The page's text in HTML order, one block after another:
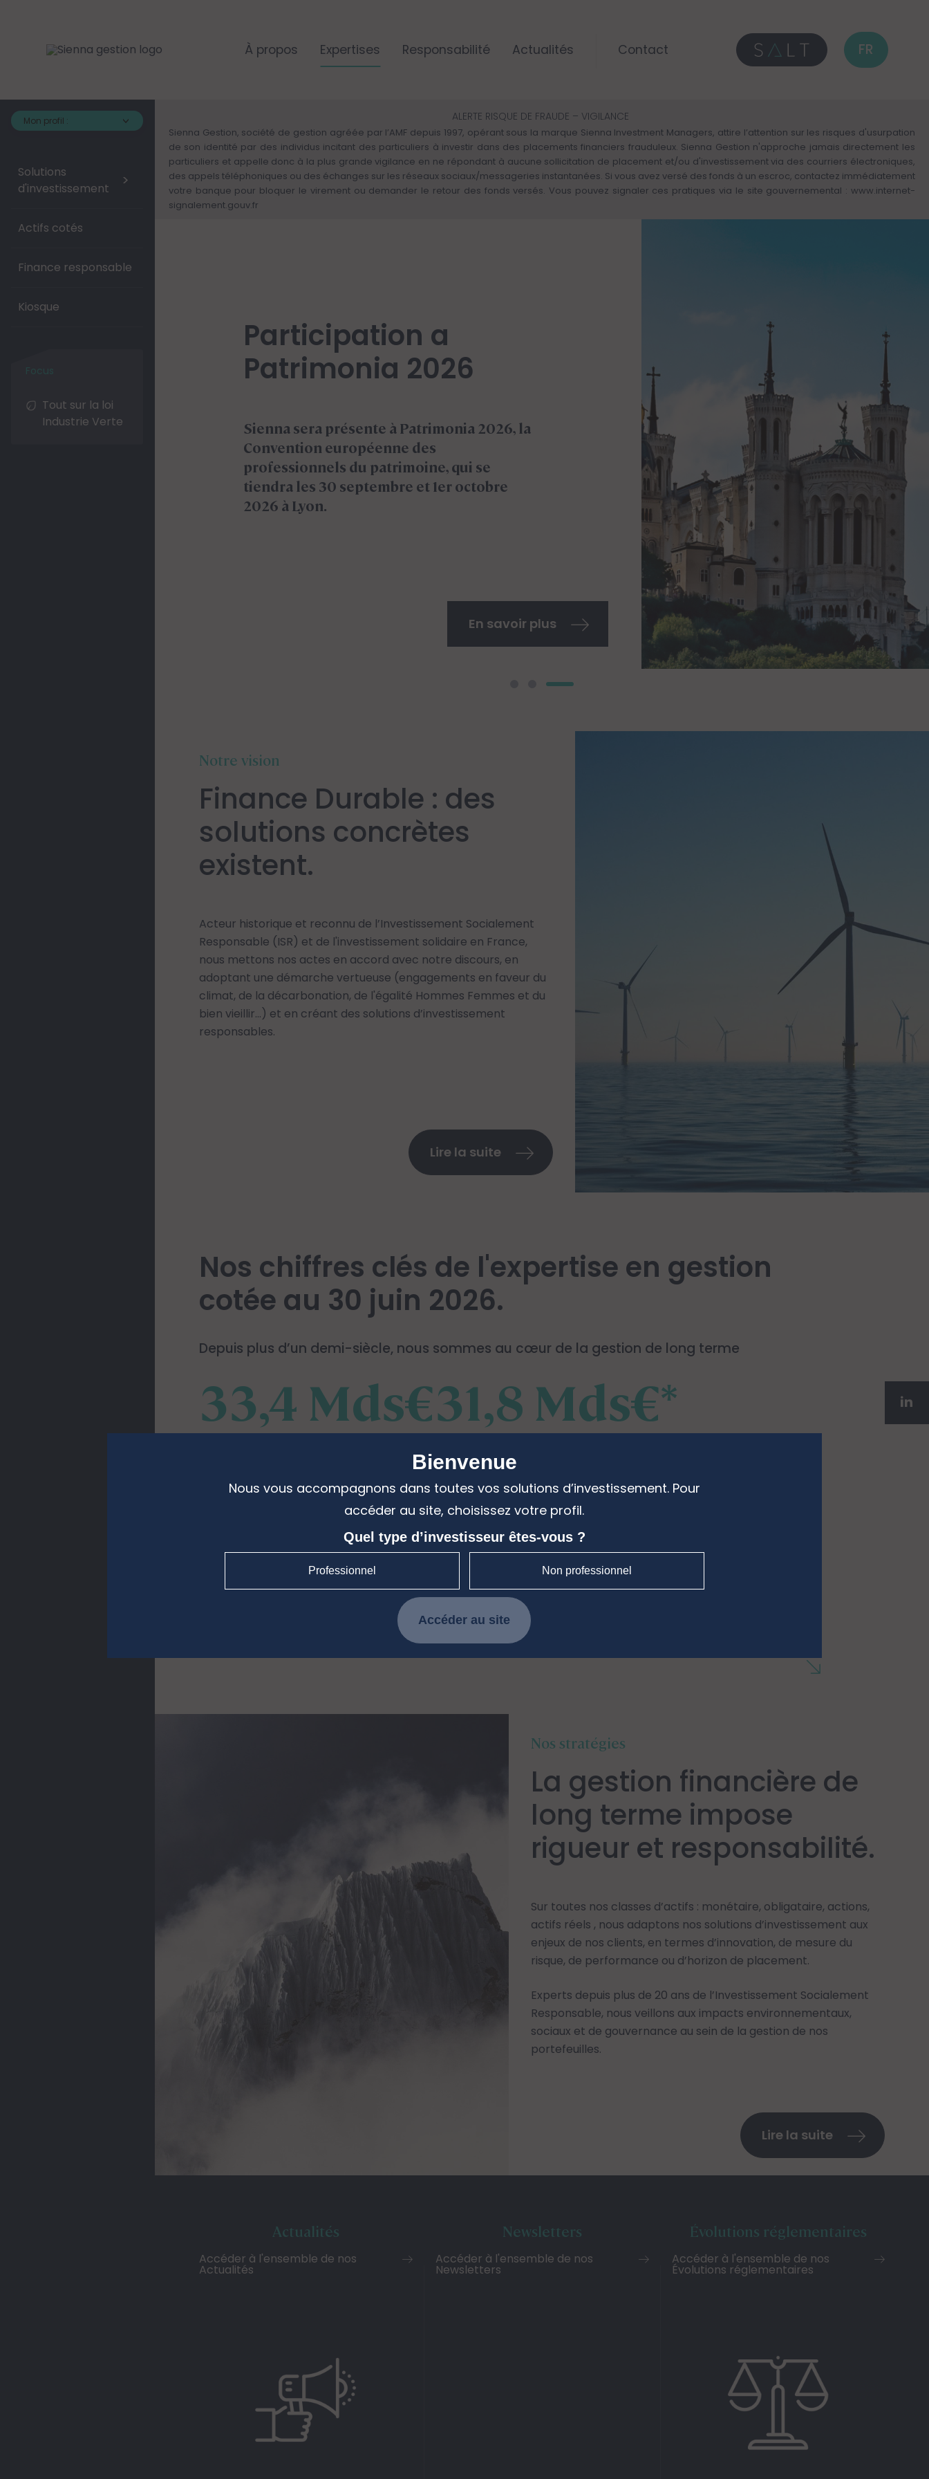
À propos Expertises Responsabilité Actualités Contact FR
Mon profil :
Solutions
d'investissement
>
Actifs cotés
Finance responsable
Kiosque
Tout sur la loi
Industrie Verte
ALERTE RISQUE DE FRAUDE – VIGILANCE
Sienna Gestion, société de gestion agréée par l’AMF depuis 1997, opérant sous la marque Sienna Investment Managers, attire l’attention sur les risques d'usurpation
de son identité par des individus incitant des particuliers à investir dans des placements financiers frauduleux. Sienna Gestion n'approche jamais directement les
particuliers et appelle donc à la plus grande vigilance en ne répondant à aucune sollicitation de placement et/ou d'investissement via des courriers électroniques,
des appels téléphoniques ou des échanges sur les réseaux sociaux/messageries instantanées. Si vous avez versé des fonds à un escroc, contactez immédiatement
votre banque pour bloquer le virement ou demander le retour des fonds versés. Vous pouvez signaler ces pratiques via le site gouvernemental : www.internet-
signalement.gouv.fr
L'expertise en
gestion cotée de
Une gestion engagée depuis 50 ans et
pionnière en gestion hybride, combinant
des actifs cotés et privés, elle guide les
investisseurs institutionnels et privés à
Lire l'article
Notre vision
Finance Durable : des
solutions concrètes
existent.
Acteur historique et reconnu de l’Investissement Socialement
Responsable (ISR) et de l'investissement solidaire en France,
nous mettons nos actes en accord avec notre discours, en
adoptant une démarche vertueuse (engagements en faveur du
climat, de la décarbonation, de l'égalité Hommes Femmes et du
bien vieillir…) et en créant des solutions d’investissement
responsables.
Lire la suite
Nos chiffres clés de l'expertise en gestion
cotée au 30 juin 2026.
Depuis plus d’un demi-siècle, nous sommes au cœur de la gestion de long terme
33,4 Mds€31,8 Mds€*
Investisseurs institutionnelsInvestisseurs particuliers
40 %
*soit près de 95 % de l'encours global
Nos stratégies
La gestion financière de
long terme impose
rigueur et responsabilité.
Sur toutes nos classes d’actifs : monétaire, obligataire, actions,
actifs réels , nous adaptons nos solutions d’investissement aux
enjeux de nos clients, en termes d’innovation, de mesure du
risque, de performance ou d’horizon de placement.
Experts depuis plus de 20 ans de l’Investissement Socialement
Responsable, nous veillons aux impacts environnementaux,
sociaux et de gouvernance au sein de la gestion de nos
portefeuilles.
Lire la suite
Actualités
Accéder à l'ensemble de nos
Actualités
Newsletters
Accéder à l'ensemble de nos
Newsletters
Évolutions réglementaires
Accéder à l'ensemble de nos
Évolutions réglementaires
Bienvenue
Nous vous accompagnons dans toutes vos solutions d’investissement. Pour
accéder au site, choisissez votre profil.
Quel type d’investisseur êtes-vous ?
Professionnel Non professionnel
Accéder au site